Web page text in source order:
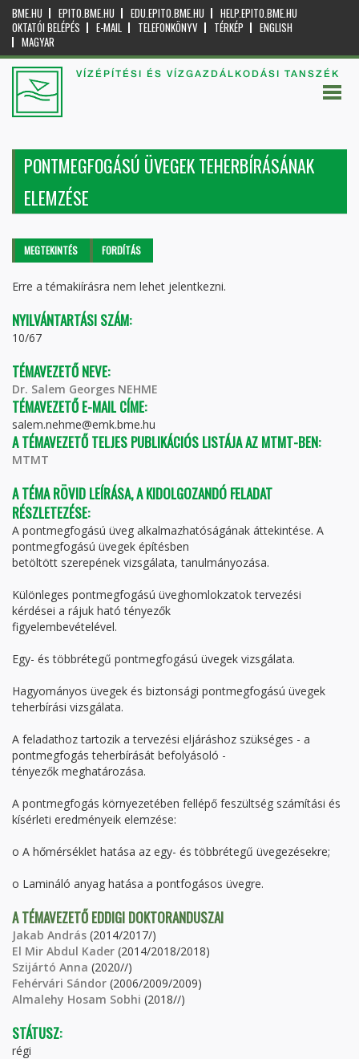
BME.HU EPITO.BME.HU EDU.EPITO.BME.HU
HELP.EPITO.BME.HU
OKTATÓI BELÉPÉS
E-MAIL TELEFONKÖNYV TÉRKÉP
ENGLISH
MAGYAR
VÍZÉPÍTÉSI ÉS VÍZGAZDÁLKODÁSI TANSZÉK
PONTMEGFOGÁSÚ ÜVEGEK TEHERBÍRÁSÁNAK
ELEMZÉSE
Elsődleges fülek
MEGTEKINTÉS (AKTÍVFORDÍTÁS
Erre a témakiírásra nem lehet jelentkezni.
NYILVÁNTARTÁSI SZÁM:
10/67
TÉMAVEZETŐ NEVE:
Dr. Salem Georges NEHME
TÉMAVEZETŐ E-MAIL CÍME:
salem.nehme@emk.bme.hu
A TÉMAVEZETŐ TELJES PUBLIKÁCIÓS LISTÁJA AZ MTMT-BEN:
MTMT
A TÉMA RÖVID LEÍRÁSA, A KIDOLGOZANDÓ FELADAT
RÉSZLETEZÉSE:
A pontmegfogású üveg alkalmazhatóságának áttekintése. A
pontmegfogású üvegek építésben
betöltött szerepének vizsgálata, tanulmányozása.
Különleges pontmegfogású üveghomlokzatok tervezési
kérdései a rájuk ható tényezők
figyelembevételével.
Egy- és többrétegű pontmegfogású üvegek vizsgálata.
Hagyományos üvegek és biztonsági pontmegfogású üvegek
teherbírási vizsgálata.
A feladathoz tartozik a tervezési eljáráshoz szükséges - a
pontmegfogás teherbírását befolyásoló -
tényezők meghatározása.
A pontmegfogás környezetében fellépő feszültség számítási és
kísérleti eredményeik elemzése:
o A hőmérséklet hatása az egy- és többrétegű üvegezésekre;
o Lamináló anyag hatása a pontfogásos üvegre.
A TÉMAVEZETŐ EDDIGI DOKTORANDUSZAI
Jakab András (2014/2017/)
El Mir Abdul Kader (2014/2018/2018)
Szijártó Anna (2020//)
Fehérvári Sándor (2006/2009/2009)
Almalehy Hosam Sobhi (2018//)
STÁTUSZ:
régi